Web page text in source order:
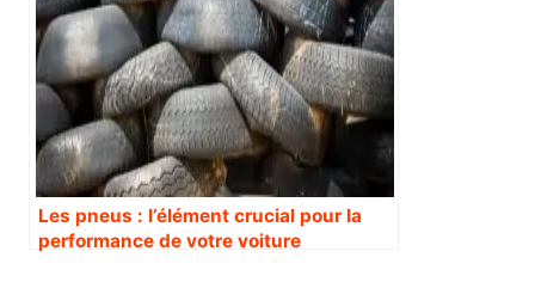
Les pneus : l’élément crucial pour la
performance de votre voiture